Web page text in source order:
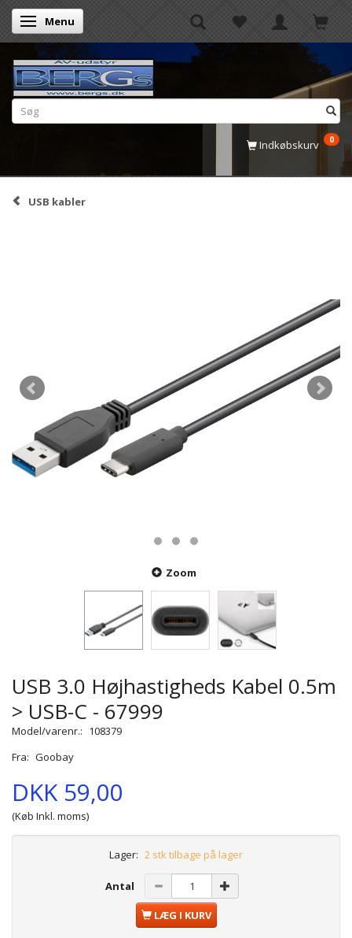
Skifte navigation
Menu
Indkøbskurv 0
USB kabler
Zoom
USB 3.0 Højhastigheds Kabel 0.5m
> USB-C - 67999
Model/varenr.: 108379
Fra: Goobay
DKK 59,00
(Køb Inkl. moms)
Lager: 2 stk tilbage på lager
Antal
LÆG I KURV